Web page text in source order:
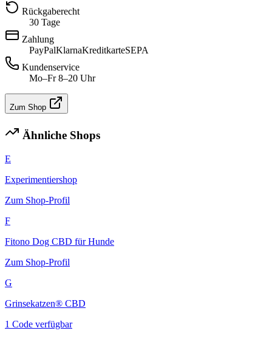
Rückgaberecht
30 Tage
Zahlung
PayPalKlarnaKreditkarteSEPA
Kundenservice
Mo–Fr 8–20 Uhr
Zum Shop
Ähnliche Shops
E
Experimentiershop
Zum Shop-Profil
F
Fitono Dog CBD für Hunde
Zum Shop-Profil
G
Grinsekatzen® CBD
1 Code verfügbar